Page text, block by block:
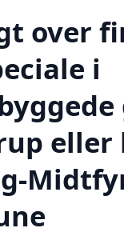
over
i
eller